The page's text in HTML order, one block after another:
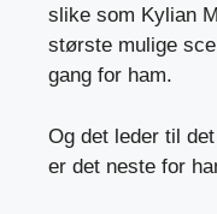
slike som Kylian
største mulige
gang for ham.
Og det leder til
er det neste for